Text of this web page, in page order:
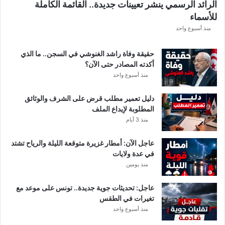
الرائد الرسمي ينشر تعيينات جديدة.. القائمة الكاملة
للأسماء
منذ أسبوع واحد
حقيقة وفاة راشد الغنوشي في السجن.. ما الذي
أكدته المصادر حتى الآن؟
منذ أسبوع واحد
دليل تعمير مطلب قرض على الشرف والوثائق
المطلوبة لإيداع الملف
منذ 3 أيام
عاجل الآن: أمطار غزيرة متوقعة الليلة والرياح تشتد
في عدة ولايات
منذ يومين
عاجل: تحديثات جوية جديدة.. تونس على موعد مع
تغيرات في الطقس
منذ أسبوع واحد